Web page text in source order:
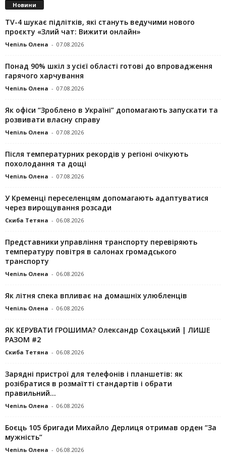
Новини
TV-4 шукає підлітків, які стануть ведучими нового
проєкту «Злий чат: Вижити онлайн»
Чепіль Олена - 07.08.2026
Понад 90% шкіл з усієї області готові до впровадження
гарячого харчування
Чепіль Олена - 07.08.2026
Як офіси “Зроблено в Україні” допомагають запускaти та
розвивати власну справу
Чепіль Олена - 07.08.2026
Після температурних рекордів у регіоні очікують
похолодання та дощі
Чепіль Олена - 07.08.2026
У Кременці переселенцям допомагають адаптуватися
через вирощування розсади
Скиба Тетяна - 06.08.2026
Представники управління транспорту перевіряють
температуру повітря в салонах громадського
транспорту
Чепіль Олена - 06.08.2026
Як літня спека впливає на домашніх улюбленців
Чепіль Олена - 06.08.2026
ЯК КЕРУВАТИ ГРОШИМА? Олександр Сохацький | ЛИШЕ
РАЗОМ #2
Скиба Тетяна - 06.08.2026
Зарядні пристрої для телефонів і планшетів: як
розібратися в розмаїтті стандартів і обрати
правильний...
Чепіль Олена - 06.08.2026
Боєць 105 бригади Михайло Дерлиця отримав орден “За
мужність”
Чепіль Олена - 06.08.2026